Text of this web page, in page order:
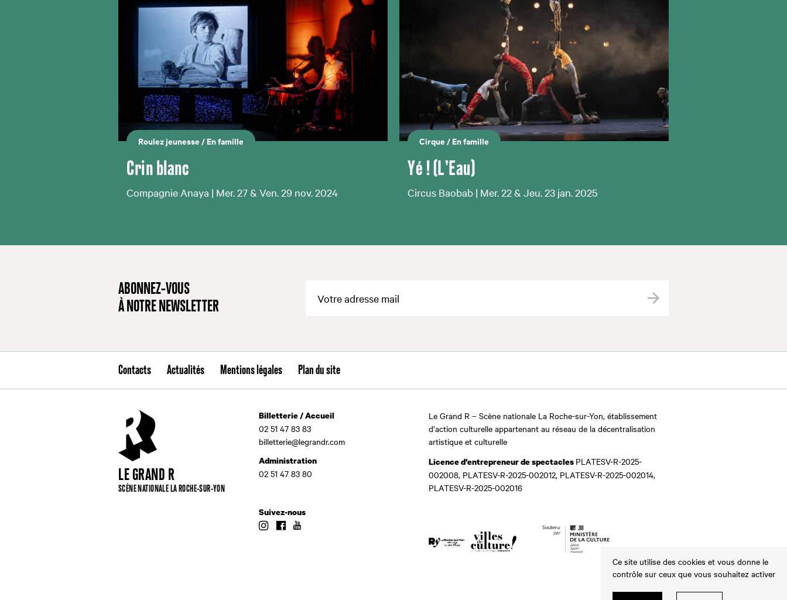
Roulez jeunesse/En famille
Crin blanc
Compagnie Anaya | Mer. 27 & Ven. 29 nov. 2024
Cirque/En famille
Yé ! (L’Eau)
Circus Baobab | Mer. 22 & Jeu. 23 jan. 2025
ABONNEZ-VOUS
À NOTRE NEWSLETTER
Valider
Contacts Actualités Mentions légales Plan du site
LE GRAND R
SCÈNE NATIONALE LA ROCHE-SUR-YON
Billetterie / Accueil
02 51 47 83 83
billetterie@legrandr.com
Administration
02 51 47 83 80
Suivez-nous
InstagramFacebook
Le Grand R – Scène nationale La Roche-sur-Yon, établissement
d’action culturelle appartenant au réseau de la décentralisation
artistique et culturelle
Licence d’entrepreneur de spectacles PLATESV-R-2025-
002008, PLATESV-R-2025-002012, PLATESV-R-2025-002014,
PLATESV-R-2025-002016
Ce site utilise des cookies et vous donne le
contrôle sur ceux que vous souhaitez activer